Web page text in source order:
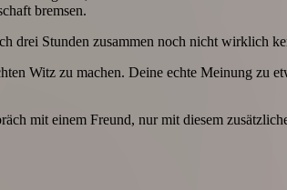
bremsen.
drei Stunden zusammen noch nicht wirklich
Witz zu machen. Deine echte Meinung
mit einem Freund, nur mit diesem